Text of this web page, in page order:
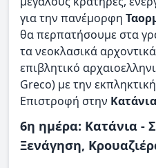
για την πανέμορφη
θα περπατήσουμε στα
τα νεοκλασικά
επιβλητικό
Greco) με την
Επιστροφή στην Κατάνια
6η ημέρα: Κατάνια -
Ξενάγηση,